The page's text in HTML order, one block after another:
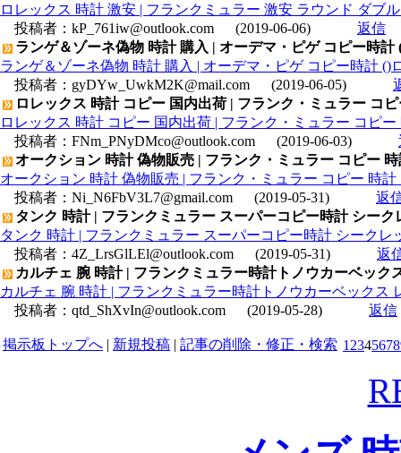
ロレックス 時計 激安 | フランクミュラー 激安 ラウンド ダブ
投稿者： kP_761iw@outlook.com (2019-06-06)
返信
ランゲ＆ゾーネ偽物 時計 購入 | オーデマ・ピゲ コピー時計
ランゲ＆ゾーネ偽物 時計 購入 | オーデマ・ピゲ コピー時計 ()
投稿者： gyDYw_UwkM2K@mail.com (2019-06-05)
ロレックス 時計 コピー 国内出荷 | フランク・ミュラー コ
ロレックス 時計 コピー 国内出荷 | フランク・ミュラー コピ
投稿者： FNm_PNyDMco@outlook.com (2019-06-03)
オークション 時計 偽物販売 | フランク・ミュラー コピー
オークション 時計 偽物販売 | フランク・ミュラー コピー 時
投稿者： Ni_N6FbV3L7@gmail.com (2019-05-31)
返
タンク 時計 | フランクミュラー スーパーコピー時計 シーク
タンク 時計 | フランクミュラー スーパーコピー時計 シークレ
投稿者： 4Z_LrsGlLEl@outlook.com (2019-05-31)
返
カルチェ 腕 時計 | フランクミュラー時計トノウカーベック
カルチェ 腕 時計 | フランクミュラー時計トノウカーベックス
投稿者： qtd_ShXvIn@outlook.com (2019-05-28) 返信
掲示板トップへ | 新規投稿 | 記事の削除・修正・検索 1 2345678